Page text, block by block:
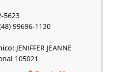
5623
99696-1130
JENIFFER JEANNE
105021